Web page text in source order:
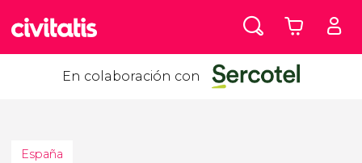
En colaboración con
España